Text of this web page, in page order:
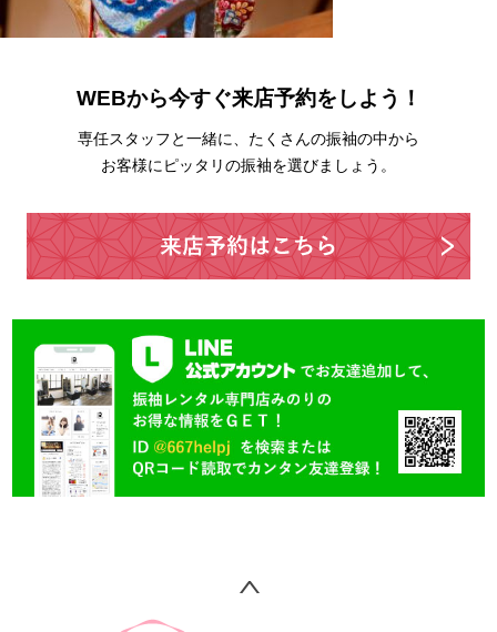
WEBから今すぐ来店予約をしよう！
専任スタッフと一緒に、たくさんの振袖の中から
お客様にピッタリの振袖を選びましょう。